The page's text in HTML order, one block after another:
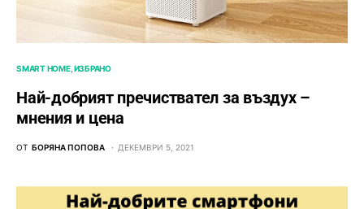
SMART HOME ИЗБРАНО
Най-добрият пречиствател за въздух –
мнения и цена
ОТ БОРЯНА ПОПОВА ДЕКЕМВРИ 5, 2021